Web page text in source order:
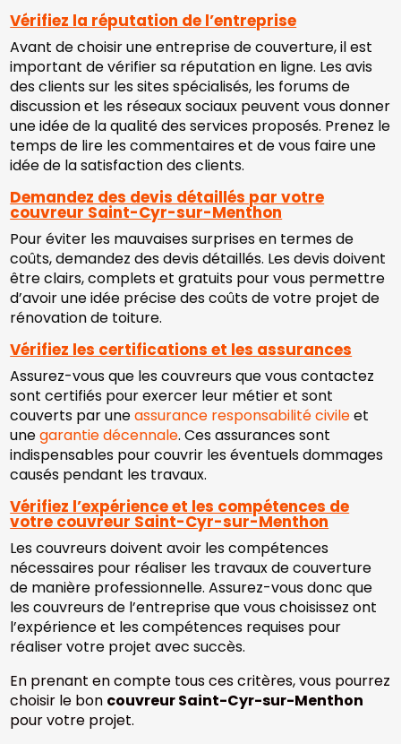
Vérifiez la réputation de l’entreprise
Avant de choisir une entreprise de couverture, il est
important de vérifier sa réputation en ligne. Les avis
des clients sur les sites spécialisés, les forums de
discussion et les réseaux sociaux peuvent vous donner
une idée de la qualité des services proposés. Prenez le
temps de lire les commentaires et de vous faire une
idée de la satisfaction des clients.
Demandez des devis détaillés par votre
couvreur Saint-Cyr-sur-Menthon
Pour éviter les mauvaises surprises en termes de
coûts, demandez des devis détaillés. Les devis doivent
être clairs, complets et gratuits pour vous permettre
d’avoir une idée précise des coûts de votre projet de
rénovation de toiture.
Vérifiez les certifications et les assurances
Assurez-vous que les couvreurs que vous contactez
sont certifiés pour exercer leur métier et sont
couverts par uneassurance responsabilité civileet
unegarantie décennale. Ces assurances sont
indispensables pour couvrir les éventuels dommages
causés pendant les travaux.
Vérifiez l’expérience et les compétences de
votre couvreur Saint-Cyr-sur-Menthon
Les couvreurs doivent avoir les compétences
nécessaires pour réaliser les travaux de couverture
de manière professionnelle. Assurez-vous donc que
les couvreurs de l’entreprise que vous choisissez ont
l’expérience et les compétences requises pour
réaliser votre projet avec succès.
En prenant en compte tous ces critères, vous pourrez
choisir le bon couvreur Saint-Cyr-sur-Menthon
pour votre projet.